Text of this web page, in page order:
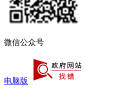
微信公众号
电脑版